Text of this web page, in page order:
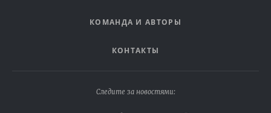
КОМАНДА И АВТОРЫ
КОНТАКТЫ
Следите за новостями: